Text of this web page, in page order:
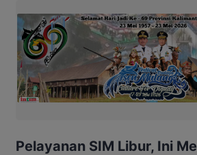
Pelayanan SIM Libur, Ini